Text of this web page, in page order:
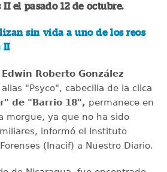
el pasado 12 de octubre.
sin vida a uno de los reos
II
Edwin Roberto González
"Psyco", cabecilla de la clica
de "Barrio 18", permanece en
morgue, ya que no ha sido
informó el Instituto
(Inacif) a Nuestro Diario.